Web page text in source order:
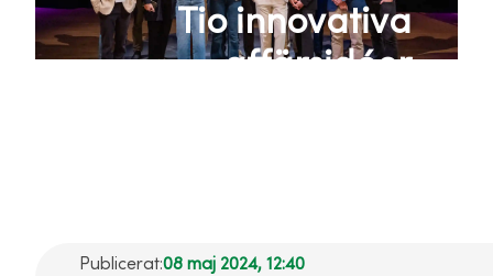
Tio innovativa
affärsidéer
Publicerat:08 maj 2024, 12:40